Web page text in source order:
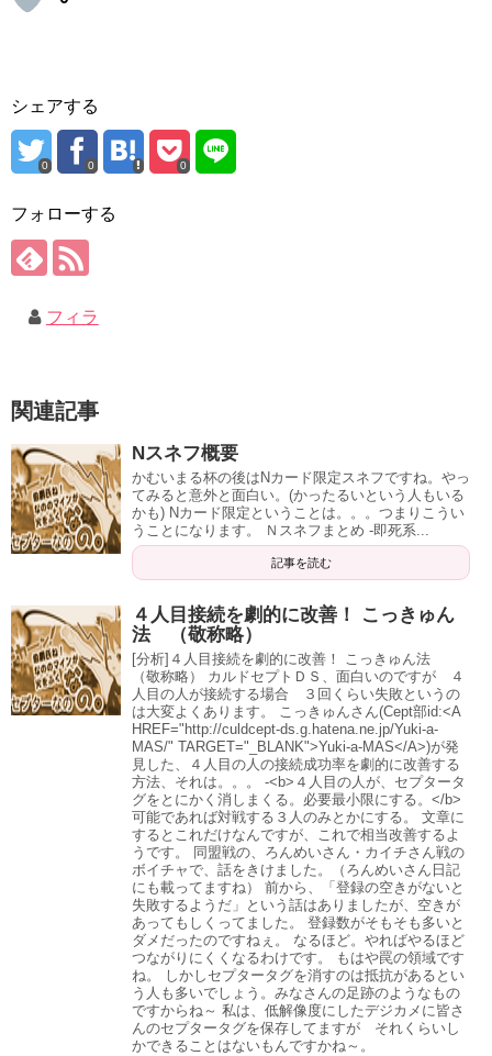
シェアする
0 0 0
フォローする
フィラ
関連記事
Nスネフ概要
かむいまる杯の後はNカード限定スネフですね。やっ
てみると意外と面白い。(かったるいという人もいる
かも) Nカード限定ということは。。。つまりこうい
うことになります。 Ｎスネフまとめ -即死系...
記事を読む
４人目接続を劇的に改善！ こっきゅん
法 （敬称略）
[分析]４人目接続を劇的に改善！ こっきゅん法
（敬称略） カルドセプトＤＳ、面白いのですが ４
人目の人が接続する場合 ３回くらい失敗というの
は大変よくあります。 こっきゅんさん(Cept部id:<A
HREF="http://culdcept-ds.g.hatena.ne.jp/Yuki-a-
MAS/" TARGET="_BLANK">Yuki-a-MAS</A>)が発
見した、４人目の人の接続成功率を劇的に改善する
方法、それは。。。 -<b>４人目の人が、セプタータ
グをとにかく消しまくる。必要最小限にする。</b>
可能であれば対戦する３人のみとかにする。 文章に
するとこれだけなんですが、これで相当改善するよ
うです。 同盟戦の、ろんめいさん・カイチさん戦の
ボイチャで、話をきけました。（ろんめいさん日記
にも載ってますね） 前から、「登録の空きがないと
失敗するようだ」という話はありましたが、空きが
あってもしくってました。 登録数がそもそも多いと
ダメだったのですねぇ。 なるほど。やればやるほど
つながりにくくなるわけです。 もはや罠の領域です
ね。 しかしセプタータグを消すのは抵抗があるとい
う人も多いでしょう。みなさんの足跡のようなもの
ですからね～ 私は、低解像度にしたデジカメに皆さ
んのセプタータグを保存してますが それくらいし
かできることはないもんですかね～。